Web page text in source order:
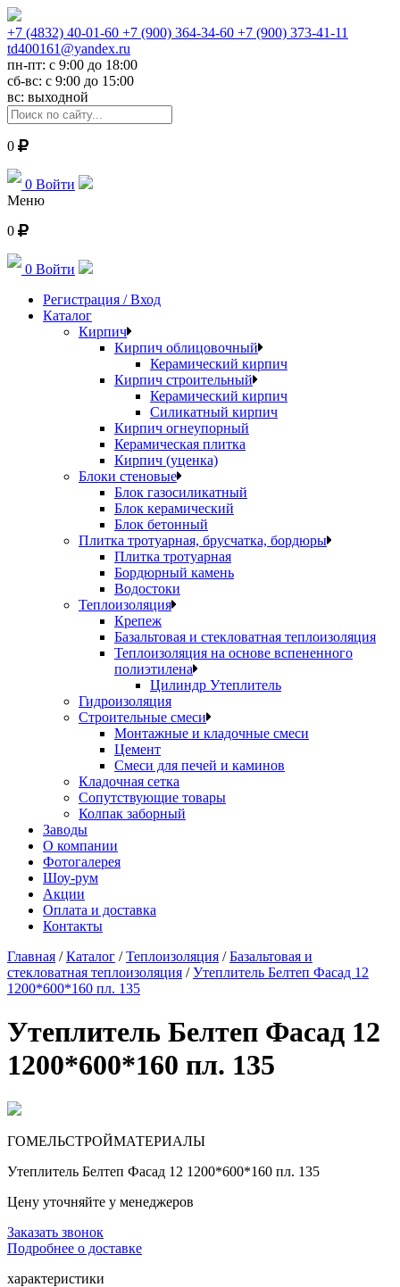
+7 (4832) 40-01-60 +7 (900) 364-34-60 +7 (900) 373-41-11
td400161@yandex.ru
пн-пт: с 9:00 до 18:00
сб-вс: с 9:00 до 15:00
вс: выходной
0
0 Войти
Меню
0
0 Войти
Регистрация / Вход
Каталог
Кирпич
Кирпич облицовочный
Керамический кирпич
Кирпич строительный
Керамический кирпич
Силикатный кирпич
Кирпич огнеупорный
Керамическая плитка
Кирпич (уценка)
Блоки стеновые
Блок газосиликатный
Блок керамический
Блок бетонный
Плитка тротуарная, брусчатка, бордюры
Плитка тротуарная
Бордюрный камень
Водостоки
Теплоизоляция
Крепеж
Базальтовая и стекловатная теплоизоляция
Теплоизоляция на основе вспененного
полиэтилена
Цилиндр Утеплитель
Гидроизоляция
Строительные смеси
Монтажные и кладочные смеси
Цемент
Смеси для печей и каминов
Кладочная сетка
Сопутствующие товары
Колпак заборный
Заводы
О компании
Фотогалерея
Шоу-рум
Акции
Оплата и доставка
Контакты
Главная /Каталог /Теплоизоляция /Базальтовая и
стекловатная теплоизоляция /Утеплитель Белтеп Фасад 12
1200*600*160 пл. 135
Утеплитель Белтеп Фасад 12
1200*600*160 пл. 135
ГОМЕЛЬСТРОЙМАТЕРИАЛЫ
Утеплитель Белтеп Фасад 12 1200*600*160 пл. 135
Цену уточняйте у менеджеров
Заказать звонок
Подробнее о доставке
характеристики